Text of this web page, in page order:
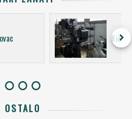
Kino
keyboard_arrow_right
OSTALO